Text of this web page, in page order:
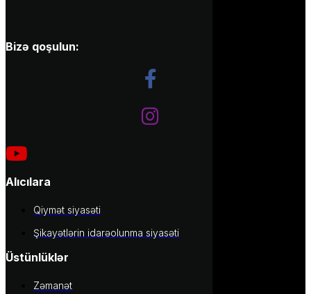
Bizə qoşulun:
Alıcılara
Qiymət siyasəti
Şikayətlərin idarəolunma siyasəti
Üstünlüklər
Zəmanət